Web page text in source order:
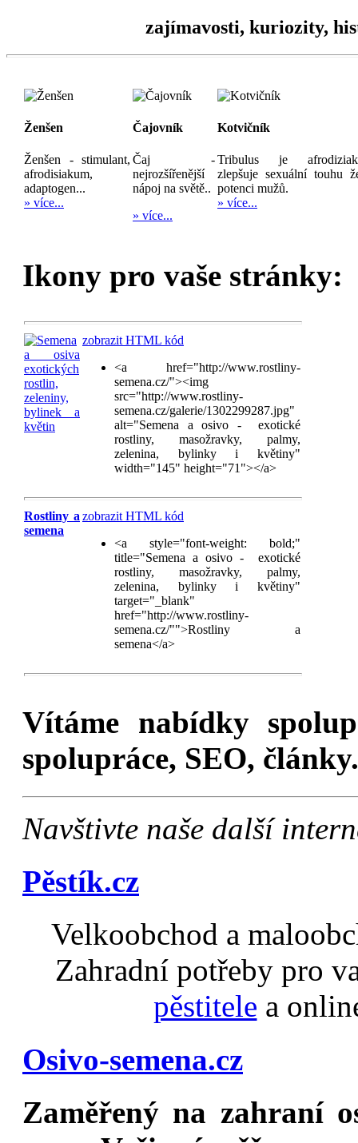
zajímavosti, kuriozity,
Ženšen
Ženšen - stimulant,
afrodisiakum,
adaptogen...
» více...
Čajovník
Čaj -
nejrozšířenější
nápoj na světě..
» více...
Kotvičník
Tribulus je
zlepšuje sexuální touhu
potenci mužů.
» více...
Ikony pro vaše stránky:
zobrazit HTML kód
<a href="http://www.rostliny-
semena.cz/"><img
src="http://www.rostliny-
semena.cz/galerie/1302299287.jpg"
alt="Semena a osivo - exotické
rostliny, masožravky, palmy,
zelenina, bylinky i květiny"
width="145" height="71"></a>
Rostliny a
semena
zobrazit HTML kód
<a style="font-weight: bold;"
title="Semena a osivo - exotické
rostliny, masožravky, palmy,
zelenina, bylinky i květiny"
target="_blank"
href="http://www.rostliny-
semena.cz/"">Rostliny a
semena</a>
Vítáme nabídky
spolupráce, SEO,
Navštivte naše další
Pěstík.cz
Velkoobchod a
Zahradní potřeby pro
pěstitele a
Osivo-semena.cz
Zaměřený na zahraní